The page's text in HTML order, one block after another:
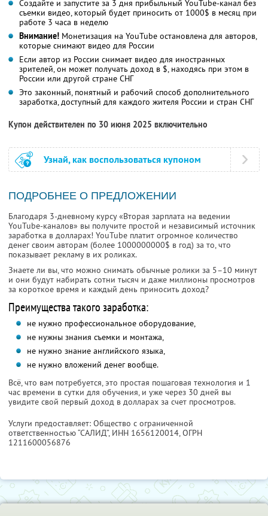
Создайте и запустите за 3 дня прибыльный YouTube-канал без
съемки видео, который будет приносить от 1000$ в месяц при
работе 3 часа в неделю
Внимание! Монетизация на YouTube остановлена для авторов,
которые снимают видео для России
Если автор из России снимает видео для иностранных
зрителей, он может получать доход в $, находясь при этом в
России или другой стране СНГ
Это законный, понятный и рабочий способ дополнительного
заработка, доступный для каждого жителя России и стран СНГ
Купон действителен по 30 июня 2025 включительно
Узнай, как воспользоваться купоном
ПОДРОБНЕЕ О ПРЕДЛОЖЕНИИ
Благодаря 3-дневному курсу «Вторая зарплата на ведении
YouTube-каналов» вы получите простой и независимый источник
заработка в долларах! YouTube платит огромное количество
денег своим авторам (более 1000000000$ в год) за то, что
показывает рекламу в их роликах.
Знаете ли вы, что можно снимать обычные ролики за 5–10 минут
и они будут набирать сотни тысяч и даже миллионы просмотров
за короткое время и каждый день приносить доход?
Преимущества такого заработка:
не нужно профессиональное оборудование,
не нужны знания съемки и монтажа,
не нужно знание английского языка,
не нужно вложений денег вообще.
Всё, что вам потребуется, это простая пошаговая технология и 1
час времени в сутки для обучения, и уже через 30 дней вы
увидите свой первый доход в долларах за счет просмотров.
Услуги предоставляет: Общество с ограниченной
ответственностью “САЛИД”, ИНН 1656120014, ОГРН
1211600056876